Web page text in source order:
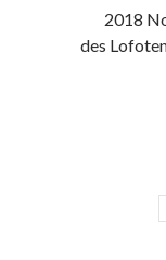
2018
des